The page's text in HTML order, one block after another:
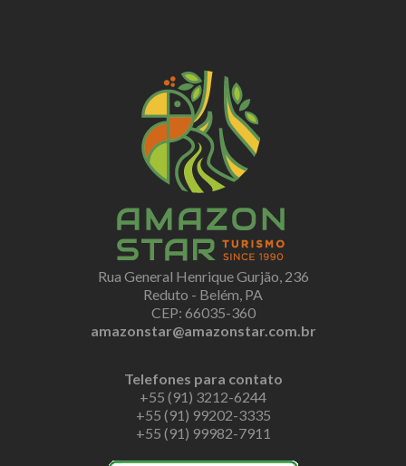
Rua General Henrique Gurjão, 236
Reduto - Belém, PA
CEP: 66035-360
amazonstar@amazonstar.com.br
Telefones para contato
+55 (91) 3212-6244
+55 (91) 99202-3335
+55 (91) 99982-7911